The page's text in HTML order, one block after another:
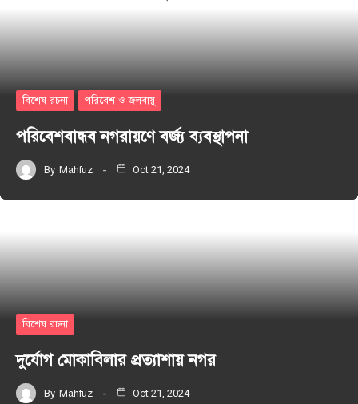
বিশেষ রচনা পরিবেশ ও জলবায়ু
পরিবেশবান্ধব নগরায়ণে বর্জ্য ব্যবস্থাপনা
By Mahfuz Oct 21, 2024
বিশেষ রচনা
দুর্যোগ মোকাবিলার প্রত্যাশায় নগর
By Mahfuz Oct 21, 2024